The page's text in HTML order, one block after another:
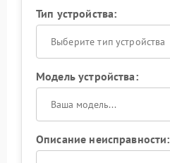
Тип устройства:
Выберите тип устройства
Модель устройства:
Описание неисправности: